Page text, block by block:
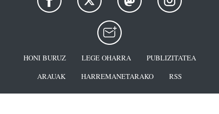
HONI BURUZ LEGE OHARRA
PUBLIZITATEA
ARAUAK
HARREMANETARAKO RSS